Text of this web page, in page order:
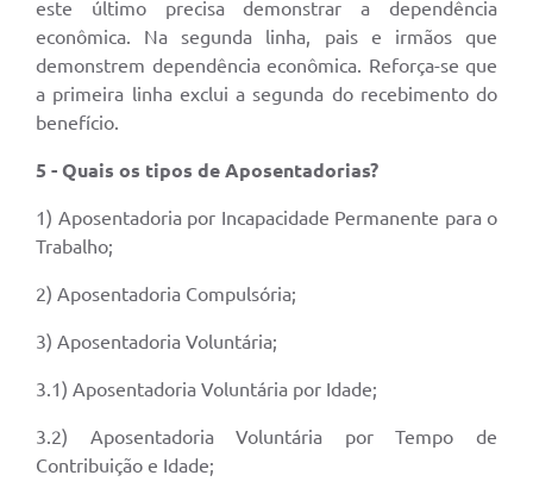
este último precisa demonstrar a dependência
econômica. Na segunda linha, pais e irmãos que
demonstrem dependência econômica. Reforça-se que
a primeira linha exclui a segunda do recebimento do
benefício.
5 - Quais os tipos de Aposentadorias?
1) Aposentadoria por Incapacidade Permanente para o
Trabalho;
2) Aposentadoria Compulsória;
3) Aposentadoria Voluntária;
3.1) Aposentadoria Voluntária por Idade;
3.2) Aposentadoria Voluntária por Tempo de
Contribuição e Idade;